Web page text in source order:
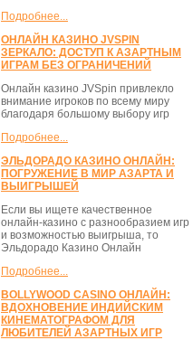
Подробнее...
ОНЛАЙН КАЗИНО JVSPIN
ЗЕРКАЛО: ДОСТУП К АЗАРТНЫМ
ИГРАМ БЕЗ ОГРАНИЧЕНИЙ
Онлайн казино JVSpin привлекло
внимание игроков по всему миру
благодаря большому выбору игр
Подробнее...
ЭЛЬДОРАДО КАЗИНО ОНЛАЙН:
ПОГРУЖЕНИЕ В МИР АЗАРТА И
ВЫИГРЫШЕЙ
Если вы ищете качественное
онлайн-казино с разнообразием игр
и возможностью выигрыша, то
Эльдорадо Казино Онлайн
Подробнее...
BOLLYWOOD CASINO ОНЛАЙН:
ВДОХНОВЕНИЕ ИНДИЙСКИМ
КИНЕМАТОГРАФОМ ДЛЯ
ЛЮБИТЕЛЕЙ АЗАРТНЫХ ИГР